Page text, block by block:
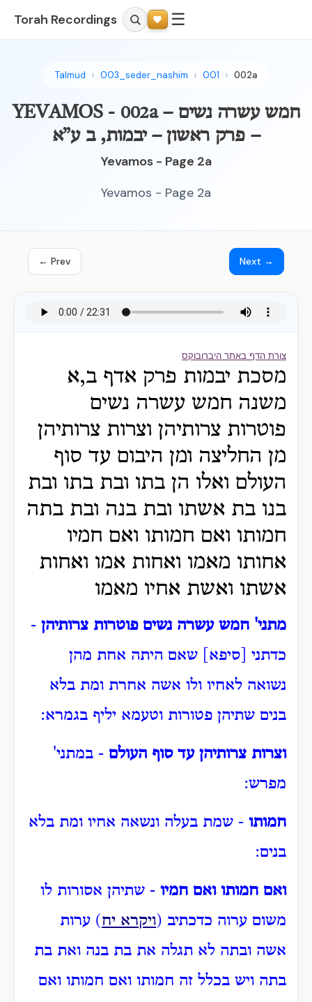
Torah Recordings ☰
Talmud 003_seder_nashim 001 002a
YEVAMOS - 002a – חמש עשרה נשים
– פרק ראשון – יבמות, ב ע”א
Yevamos - Page 2a
Yevamos - Page 2a
← Prev Next →
צורת הדף באתר היברובוקס
מסכת יבמות פרק אדף ב,א
משנה חמש עשרה נשים
פוטרות צרותיהן וצרות צרותיהן
מן החליצה ומן היבום עד סוף
העולם ואלו הן בתו ובת בתו ובת
בנו בת אשתו ובת בנה ובת בתה
חמותו ואם חמותו ואם חמיו
אחותו מאמו ואחות אמו ואחות
אשתו ואשת אחיו מאמו
מתני' חמש עשרה נשים פוטרות צרותיהן -
כדתני [סיפא] שאם היתה אחת מהן
נשואה לאחיו ולו אשה אחרת ומת בלא
בנים שתיהן פטורות וטעמא יליף בגמרא:
וצרות צרותיהן עד סוף העולם - במתני'
מפרש:
חמותו - שמת בעלה ונשאה אחיו ומת בלא
בנים:
ואם חמותו ואם חמיו - שתיהן אסורות לו
משום ערוה כדכתיב (ויקרא יח) ערות
אשה ובתה לא תגלה את בת בנה ואת בת
בתה ויש בכלל זה חמותו ואם חמותו ואם